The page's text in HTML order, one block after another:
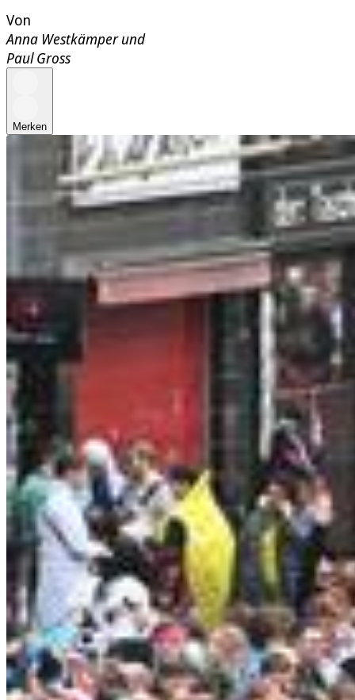
Von
Anna Westkämperund
Paul Gross
Merken